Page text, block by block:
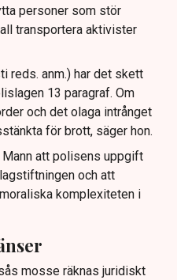
personer som stör
transportera aktivister
reds. anm.) har det skett
13 paragraf. Om
och det olaga intrånget
för brott, säger hon.
att polisens uppgift
och att
komplexiteten i
mosse räknas juridiskt